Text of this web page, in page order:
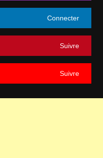
Connecter
Suivre
Suivre